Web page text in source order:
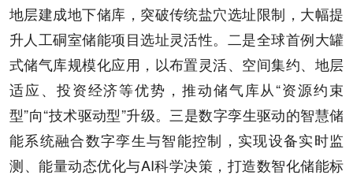
地层建成地下储库，突破传统盐穴选址限制，大幅提
升人工硐室储能项目选址灵活性。二是全球首例大罐
式储气库规模化应用，以布置灵活、空间集约、地层
适应、投资经济等优势，推动储气库从“资源约束
型”向“技术驱动型”升级。三是数字孪生驱动的智慧储
能系统融合数字孪生与智能控制，实现设备实时监
测、能量动态优化与AI科学决策，打造数智化储能标